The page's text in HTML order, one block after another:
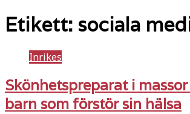
Etikett: sociala
Inrikes
Skönhetspreparat i
barn som förstör sin hälsa